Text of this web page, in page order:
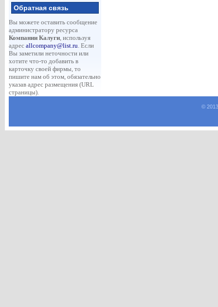
Обратная связь
Вы можете оставить сообщение
администратору ресурса
Компании Калуги, используя
адрес allcompany@list.ru. Если
Вы заметили неточности или
хотите что-то добавить в
карточку своей фирмы, то
пишите нам об этом, обязательно
указав адрес размещения (URL
страницы).
©